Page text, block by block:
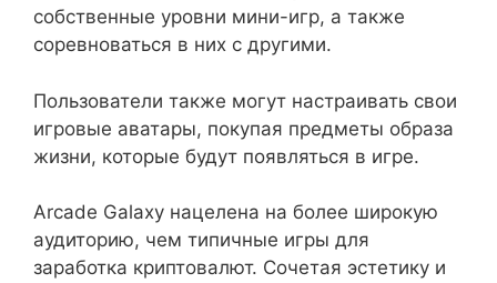
собственные уровни мини-игр, а также
соревноваться в них с другими.
Пользователи также могут настраивать свои
игровые аватары, покупая предметы образа
жизни, которые будут появляться в игре.
Arcade Galaxy нацелена на более широкую
аудиторию, чем типичные игры для
заработка криптовалют. Сочетая эстетику и